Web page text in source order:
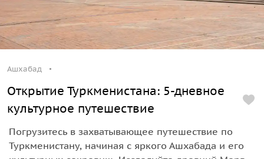
Ашхабад
Открытие Туркменистана: 5-дневное
культурное путешествие
Погрузитесь в захватывающее путешествие по
Туркменистану, начиная с яркого Ашхабада и его